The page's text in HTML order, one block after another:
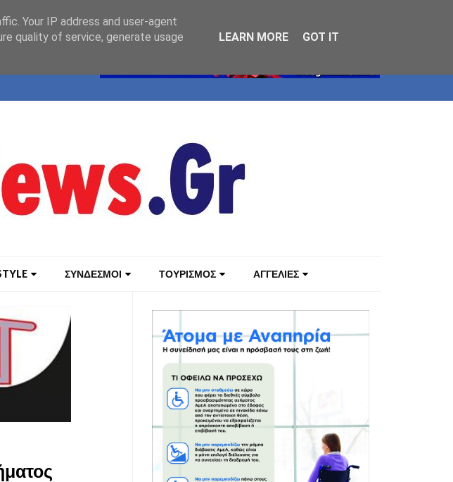
ΣΥΝΔΕΣΜΟΙ ΤΟΥΡΙΣΜΟΣ ΑΓΓΕΛΙΕΣ
Your IP address and user-agent
quality of service, generate usage
LEARN MORE GOT IT